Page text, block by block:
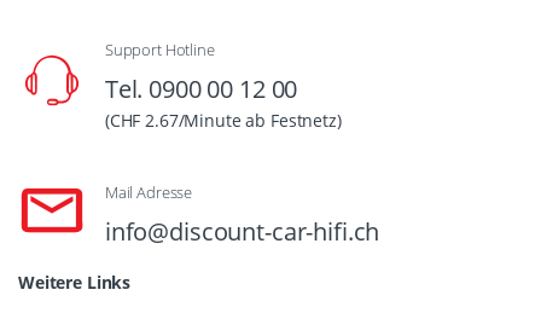
Support Hotline
Tel. 0900 00 12 00
(CHF 2.67/Minute ab Festnetz)
Mail Adresse
info@discount-car-hifi.ch
Weitere Links